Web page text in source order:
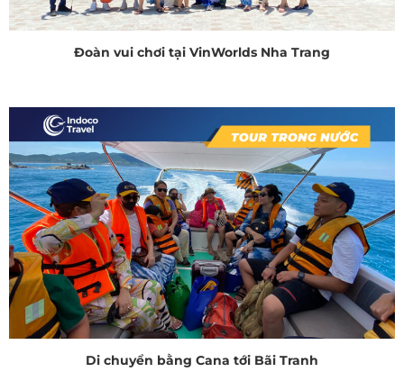
Đoàn vui chơi tại VinWorlds Nha Trang
Di chuyển bằng Cana tới Bãi Tranh